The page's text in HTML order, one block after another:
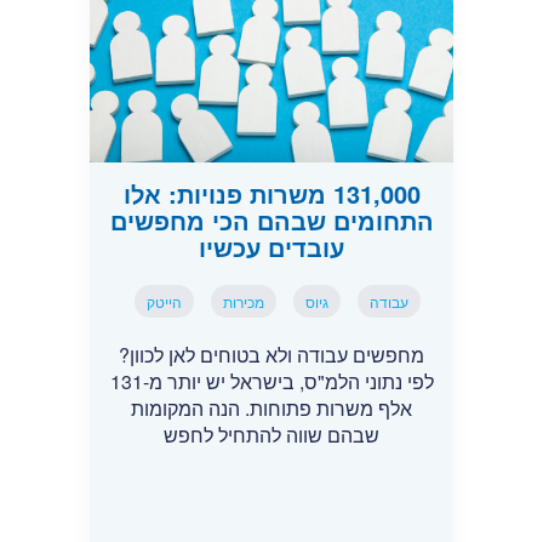
131,000 משרות פנויות: אלו
התחומים שבהם הכי מחפשים
עובדים עכשיו
עבודה גיוס מכירות הייטק
מחפשים עבודה ולא בטוחים לאן לכוון?
לפי נתוני הלמ"ס, בישראל יש יותר מ-131
אלף משרות פתוחות. הנה המקומות
שבהם שווה להתחיל לחפש